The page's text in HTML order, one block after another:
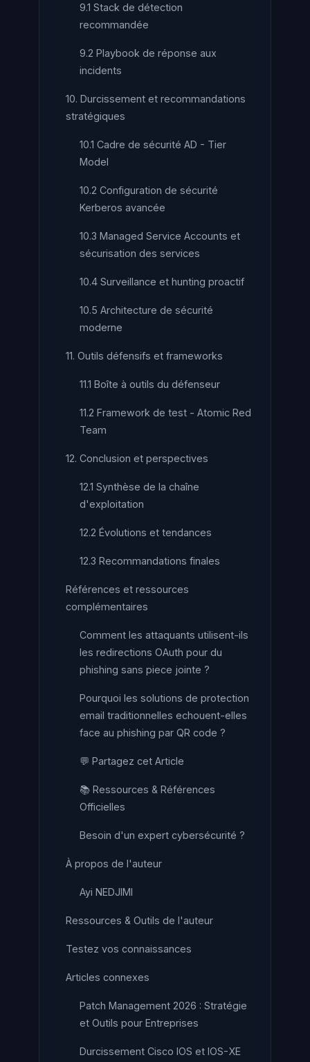
9.1 Stack de détection
recommandée
9.2 Playbook de réponse aux
incidents
10. Durcissement et recommandations
stratégiques
10.1 Cadre de sécurité AD - Tier
Model
10.2 Configuration de sécurité
Kerberos avancée
10.3 Managed Service Accounts et
sécurisation des services
10.4 Surveillance et hunting proactif
10.5 Architecture de sécurité
moderne
11. Outils défensifs et frameworks
11.1 Boîte à outils du défenseur
11.2 Framework de test - Atomic Red
Team
12. Conclusion et perspectives
12.1 Synthèse de la chaîne
d'exploitation
12.2 Évolutions et tendances
12.3 Recommandations finales
Références et ressources
complémentaires
Comment les attaquants utilisent-ils
les redirections OAuth pour du
phishing sans piece jointe ?
Pourquoi les solutions de protection
email traditionnelles echouent-elles
face au phishing par QR code ?
💬 Partagez cet Article
📚 Ressources & Références
Officielles
Besoin d'un expert cybersécurité ?
À propos de l'auteur
Ayi NEDJIMI
Ressources & Outils de l'auteur
Testez vos connaissances
Articles connexes
Patch Management 2026 : Stratégie
et Outils pour Entreprises
Durcissement Cisco IOS et IOS-XE